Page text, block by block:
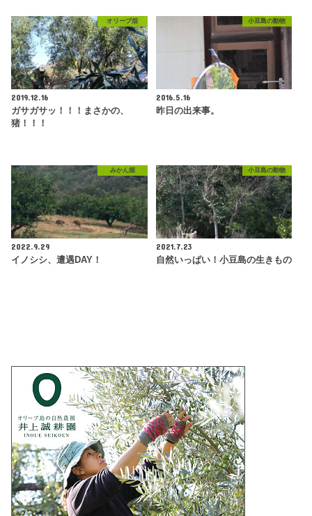
オリーブ畑
2019.12.16
ガサガサッ！！！まさかの、
猪！！！
小豆島の動物
2016.5.16
昨日の出来事。
みかん畑
2022.9.29
イノシシ、遭遇DAY！
小豆島の動物
2021.7.23
自然いっぱい！小豆島の生きもの